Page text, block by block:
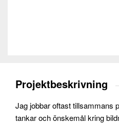
Projektbeskrivning
Jag jobbar oftast tillsammans
tankar och önskemål kring